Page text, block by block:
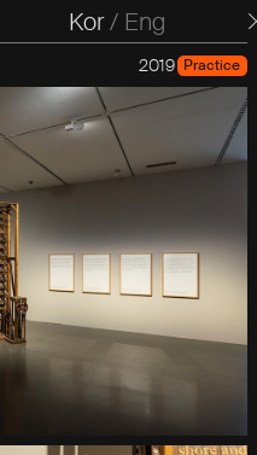
Kor/ Eng
2019 Practice